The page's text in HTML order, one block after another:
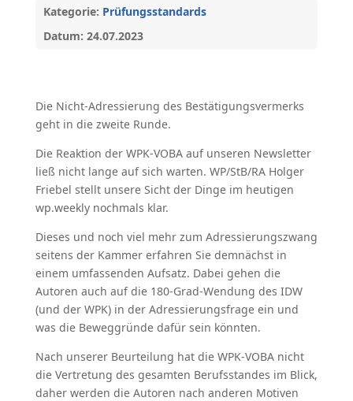
Kategorie: Prüfungsstandards
Datum: 24.07.2023
Die Nicht-Adressierung des Bestätigungsvermerks
geht in die zweite Runde.
Die Reaktion der WPK-VOBA auf unseren Newsletter
ließ nicht lange auf sich warten. WP/StB/RA Holger
Friebel stellt unsere Sicht der Dinge im heutigen
wp.weekly nochmals klar.
Dieses und noch viel mehr zum Adressierungszwang
seitens der Kammer erfahren Sie demnächst in
einem umfassenden Aufsatz. Dabei gehen die
Autoren auch auf die 180-Grad-Wendung des IDW
(und der WPK) in der Adressierungsfrage ein und
was die Beweggründe dafür sein könnten.
Nach unserer Beurteilung hat die WPK-VOBA nicht
die Vertretung des gesamten Berufsstandes im Blick,
daher werden die Autoren nach anderen Motiven